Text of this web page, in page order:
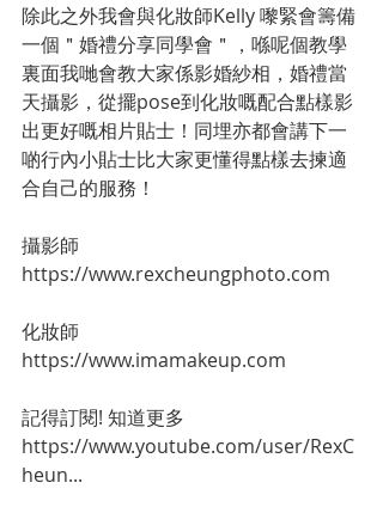
除此之外我會與化妝師Kelly 嚟緊會籌備
一個＂婚禮分享同學會＂，喺呢個教學
裏面我哋會教大家係影婚紗相，婚禮當
天攝影，從擺pose到化妝嘅配合點樣影
出更好嘅相片貼士！同埋亦都會講下一
啲行內小貼士比大家更懂得點樣去揀適
合自己的服務！
攝影師
https://www.rexcheungphoto.com
化妝師
https://www.imamakeup.com
記得訂閱! 知道更多
https://www.youtube.com/user/RexC
heun...